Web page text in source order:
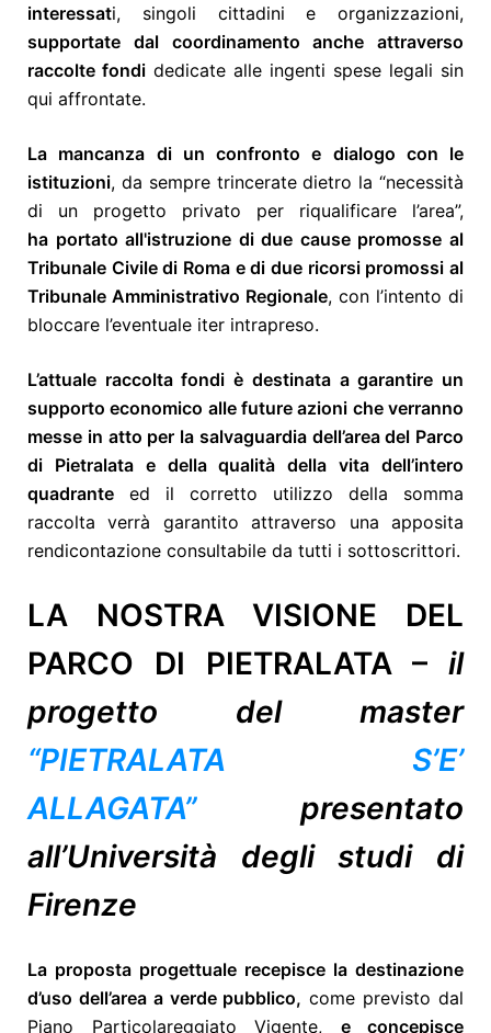
interessati, singoli cittadini e organizzazioni,
supportate dal coordinamento anche attraverso
raccolte fondi dedicate alle ingenti spese legali sin
qui affrontate.
La mancanza di un confronto e dialogo con le
istituzioni, da sempre trincerate dietro la “necessità
di un progetto privato per riqualificare l’area”,
ha portato all'istruzione di due cause promosse al
Tribunale Civile di Roma e di due ricorsi promossi al
Tribunale Amministrativo Regionale, con l’intento di
bloccare l’eventuale iter intrapreso.
L’attuale raccolta fondi è destinata a garantire un
supporto economico alle future azioni che verranno
messe in atto per la salvaguardia dell’area del Parco
di Pietralata e della qualità della vita dell’intero
quadrante ed il corretto utilizzo della somma
raccolta verrà garantito attraverso una apposita
rendicontazione consultabile da tutti i sottoscrittori.
LA NOSTRA VISIONE DEL
PARCO DI PIETRALATA – il
progetto del master
“PIETRALATA S’E’
ALLAGATA”presentato
all’Università degli studi di
Firenze
La proposta progettuale recepisce la destinazione
d’uso dell’area a verde pubblico, come previsto dal
Piano Particolareggiato Vigente, e concepisce